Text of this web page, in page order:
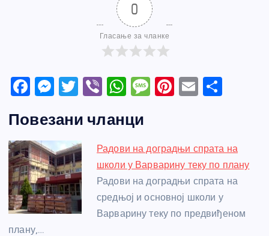
0
Гласање за чланке
F
c
e
b
o
o
k
M
ss
e
n
g
er
T
itt
er
Vi
er
W
at
s
A
p
p
M
a
g
e
Pi
e
st
E
e
Повезани чланци
Радови на доградњи спрата на
школи у Варварину теку по плану
Радови на доградњи спрата на
средњој и основној школи у
Варварину теку по предвиђеном
плану,…